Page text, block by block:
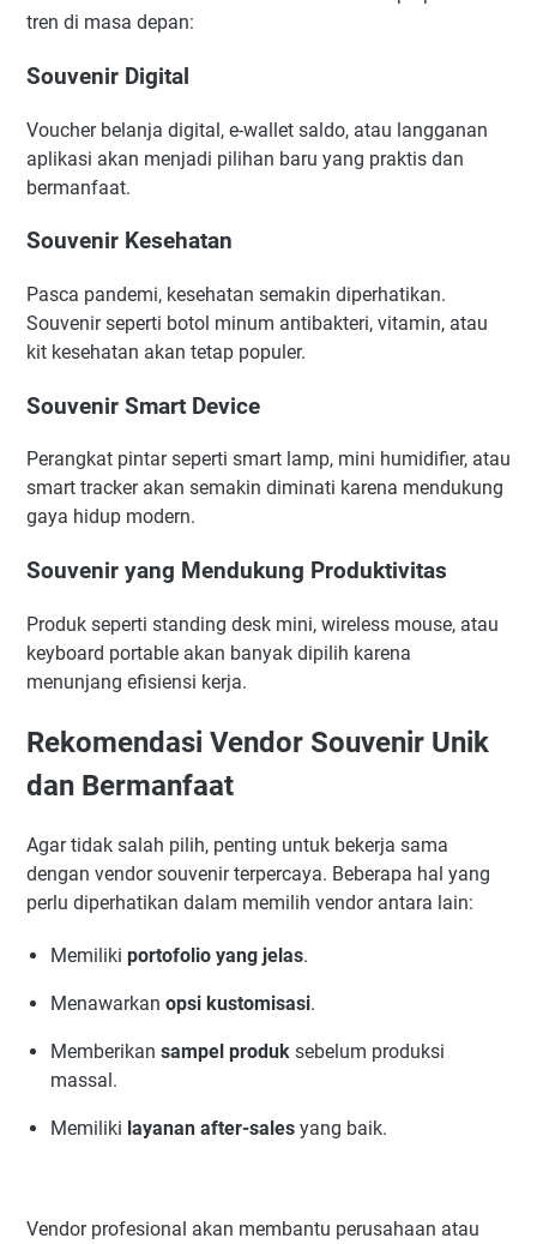
tren di masa depan:
Souvenir Digital
Voucher belanja digital, e-wallet saldo, atau langganan
aplikasi akan menjadi pilihan baru yang praktis dan
bermanfaat.
Souvenir Kesehatan
Pasca pandemi, kesehatan semakin diperhatikan.
Souvenir seperti botol minum antibakteri, vitamin, atau
kit kesehatan akan tetap populer.
Souvenir Smart Device
Perangkat pintar seperti smart lamp, mini humidifier, atau
smart tracker akan semakin diminati karena mendukung
gaya hidup modern.
Souvenir yang Mendukung Produktivitas
Produk seperti standing desk mini, wireless mouse, atau
keyboard portable akan banyak dipilih karena
menunjang efisiensi kerja.
Rekomendasi Vendor Souvenir Unik
dan Bermanfaat
Agar tidak salah pilih, penting untuk bekerja sama
dengan vendor souvenir terpercaya. Beberapa hal yang
perlu diperhatikan dalam memilih vendor antara lain:
Memiliki portofolio yang jelas.
Menawarkan opsi kustomisasi.
Memberikan sampel produk sebelum produksi
massal.
Memiliki layanan after-sales yang baik.
Vendor profesional akan membantu perusahaan atau